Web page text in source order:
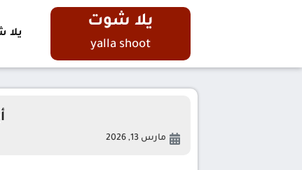
يلا شوت
yalla shoot
مارس 13, 2026